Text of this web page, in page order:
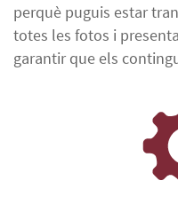
perquè puguis estar
totes les fotos i
garantir que els